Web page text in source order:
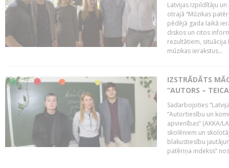
Latvijas Izpildītāju
otrajā “Mūzikas
pēdējā gada laikā
diskos un citos
rezultātiem, situācija
mūzikas ierakstus...
IZSTRĀDĀTS
“AUTORS –
Sadarbojoties
“Autortiesību un
apvienības” (AKKA/
skolēniem un
blakustiesību
patēriņa indekss”